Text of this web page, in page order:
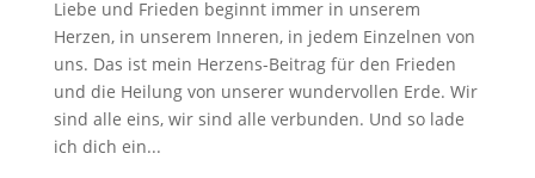
Liebe und Frieden beginnt immer in unserem
Herzen, in unserem Inneren, in jedem Einzelnen von
uns. Das ist mein Herzens-Beitrag für den Frieden
und die Heilung von unserer wundervollen Erde. Wir
sind alle eins, wir sind alle verbunden. Und so lade
ich dich ein...